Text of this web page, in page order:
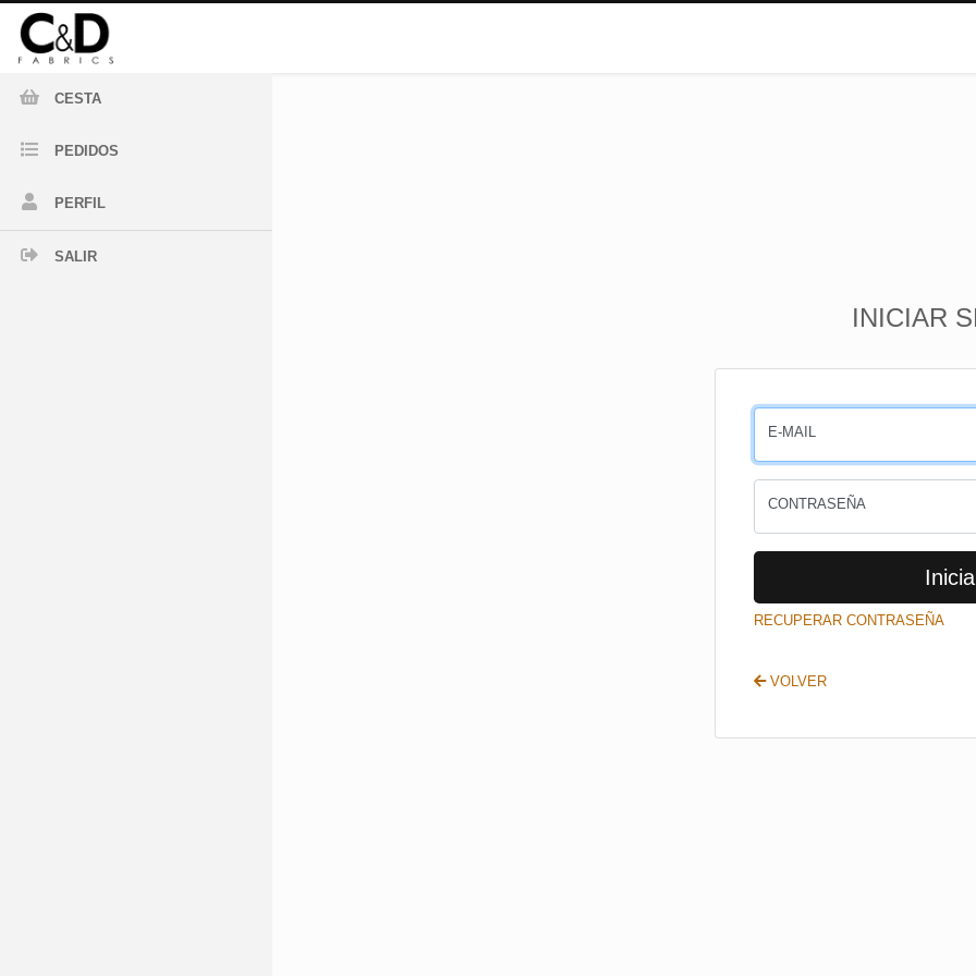
CESTA
PEDIDOS
PERFIL
SALIR
INICIAR
E-MAIL
CONTRASEÑA
RECUPERAR CONTRASEÑA
VOLVER